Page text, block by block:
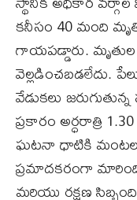
కనీసం 40 మంది
గాయపడ్డారు.
వెల్లడించబడలేదు.
వేడుకలు
ప్రకారం అర్ధరాత్రి
ఘటనా ధాటికి
ప్రమాదకరంగా
మరియు రక్షణ